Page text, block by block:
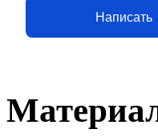
Написать